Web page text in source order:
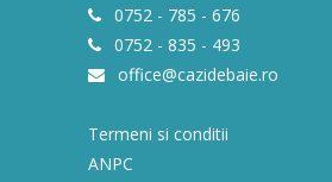
0752 - 785 - 676
0752 - 835 - 493
office@cazidebaie.ro
Termeni si conditii
ANPC